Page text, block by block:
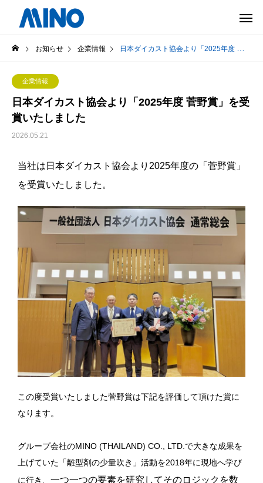
お知らせ 企業情報 日本ダイカスト協会より「2025年度 菅野賞」を受賞いたしました
企業情報
日本ダイカスト協会より「2025年度 菅野賞」を受
賞いたしました
2026.05.21
当社は日本ダイカスト協会より2025年度の「菅野賞」
を受賞いたしました。
この度受賞いたしました菅野賞は下記を評価して頂けた賞に
なります。
グループ会社のMINO (THAILAND) CO., LTD.で大きな成果を
上げていた「離型剤の少量吹き」活動を2018年に現地へ学び
に行き、 一つ一つの要素を研究してそのロジックを数